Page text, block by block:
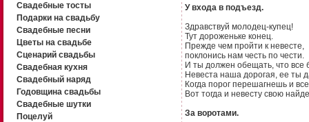
Свадебные тосты
Подарки на свадьбу
Свадебные песни
Цветы на свадьбе
Сценарий свадьбы
Свадебная кухня
Свадебный наряд
Годовщина свадьбы
Свадебные шутки
Поцелуй
У входа в подъезд.
Здравствуй молодец-купец!
Тут дороженьке конец.
Прежде чем пройти к невесте,
поклонись нам честь по чести.
И ты должен обещать, что все
Hевеста наша дорогая, ее ты
Когда порог перешагнешь и
Вот тогда и невесту свою
За воротами.